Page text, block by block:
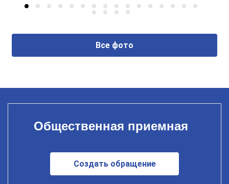
Все фото
Общественная приемная
Создать обращение